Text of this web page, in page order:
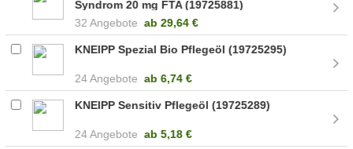
Syndrom 20 mg FTA (19725881)
32 Angebote ab 29,64 €
KNEIPP Spezial Bio Pflegeöl (19725295)
24 Angebote ab 6,74 €
KNEIPP Sensitiv Pflegeöl (19725289)
24 Angebote ab 5,18 €